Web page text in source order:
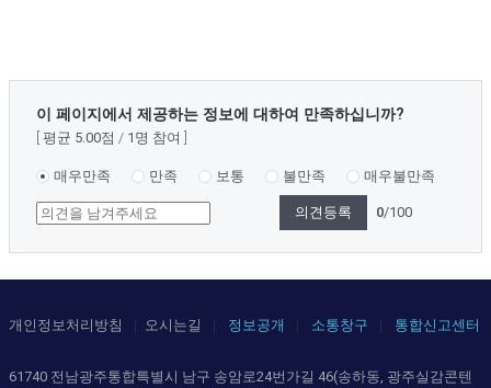
콘
텐
만
도
사
이 페이지에서 제공하는 정보에 대하여 만족하십니까?
평균 5.00점 1 명 참여
매우만족 만족 보통 불만족 매우불만족
0/100
개인정보처리방침 오시는길 정보공개 소통창구 통합신고센터
61740 전남광주통합특별시 남구 송암로24번가길 46(송하동, 광주실감콘텐